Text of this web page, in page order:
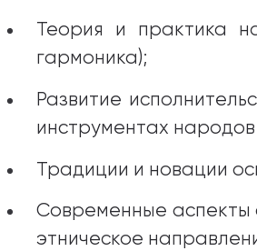
Теория и практика
гармоника);
Развитие
инструментах народов
Традиции и новации
Современные аспекты
этническое